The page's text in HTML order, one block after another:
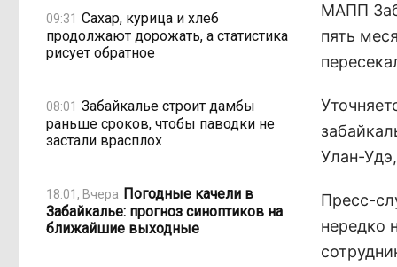
09:31 Сахар, курица и хлеб
продолжают дорожать, а статистика
рисует обратное
08:01 Забайкалье строит дамбы
раньше сроков, чтобы паводки не
застали врасплох
18:01, Вчера Погодные качели в
Забайкалье: прогноз синоптиков на
ближайшие выходные
МАПП
пять
Улан-
Пресс-
нередко